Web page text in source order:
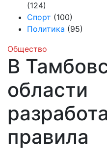
(124)
Спорт (100)
Политика (95)
Общество
В
области
правила